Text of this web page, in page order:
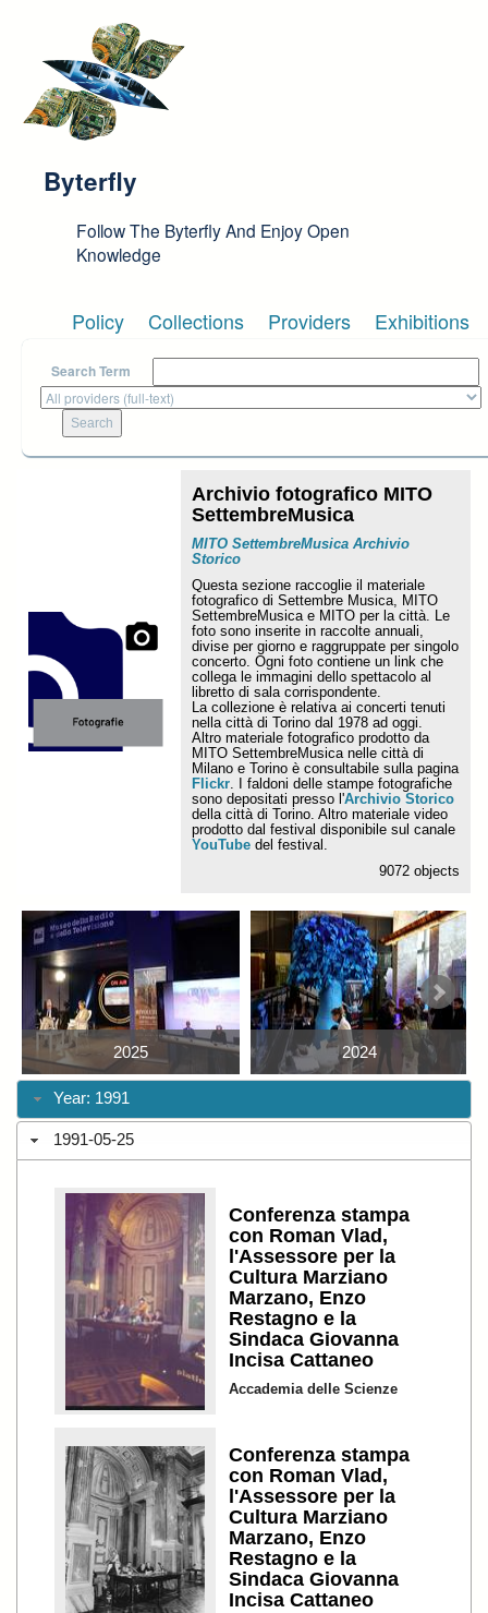
Byterfly
Follow The Byterfly And Enjoy Open
Knowledge
Policy Collections Providers Exhibitions
Search Term
Archivio fotografico MITO
SettembreMusica
MITO SettembreMusica Archivio
Storico
Questa sezione raccoglie il materiale
fotografico di Settembre Musica, MITO
SettembreMusica e MITO per la città. Le
foto sono inserite in raccolte annuali,
divise per giorno e raggruppate per singolo
concerto. Ogni foto contiene un link che
collega le immagini dello spettacolo al
libretto di sala corrispondente.
La collezione è relativa ai concerti tenuti
nella città di Torino dal 1978 ad oggi.
Altro materiale fotografico prodotto da
MITO SettembreMusica nelle città di
Milano e Torino è consultabile sulla pagina
Flickr. I faldoni delle stampe fotografiche
sono depositati presso l'Archivio Storico
della città di Torino. Altro materiale video
prodotto dal festival disponibile sul canale
YouTube del festival.
9072 objects
2025 2024
Year: 1991
1991-05-25
Conferenza stampa
con Roman Vlad,
l'Assessore per la
Cultura Marziano
Marzano, Enzo
Restagno e la
Sindaca Giovanna
Incisa Cattaneo
Accademia delle Scienze
Conferenza stampa
con Roman Vlad,
l'Assessore per la
Cultura Marziano
Marzano, Enzo
Restagno e la
Sindaca Giovanna
Incisa Cattaneo